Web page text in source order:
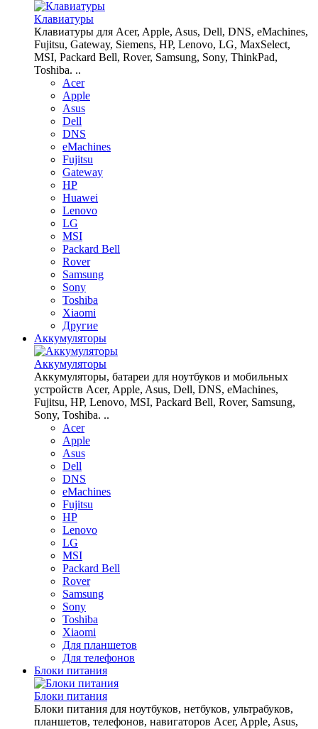
Клавиатуры
Клавиатуры для Acer, Apple, Asus, Dell, DNS, eMachines,
Fujitsu, Gateway, Siemens, HP, Lenovo, LG, MaxSelect,
MSI, Packard Bell, Rover, Samsung, Sony, ThinkPad,
Toshiba. ..
Acer
Apple
Asus
Dell
DNS
eMachines
Fujitsu
Gateway
HP
Huawei
Lenovo
LG
MSI
Packard Bell
Rover
Samsung
Sony
Toshiba
Xiaomi
Другие
Аккумуляторы
Аккумуляторы
Аккумуляторы, батареи для ноутбуков и мобильных
устройств Acer, Apple, Asus, Dell, DNS, eMachines,
Fujitsu, HP, Lenovo, MSI, Packard Bell, Rover, Samsung,
Sony, Toshiba. ..
Acer
Apple
Asus
Dell
DNS
eMachines
Fujitsu
HP
Lenovo
LG
MSI
Packard Bell
Rover
Samsung
Sony
Toshiba
Xiaomi
Для планшетов
Для телефонов
Блоки питания
Блоки питания
Блоки питания для ноутбуков, нетбуков, ультрабуков,
планшетов, телефонов, навигаторов Acer, Apple, Asus,